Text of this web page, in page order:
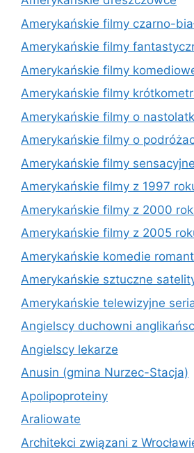
Amerykańskie filmy czarno-
Amerykańskie filmy
Amerykańskie filmy
Amerykańskie filmy
Amerykańskie filmy o
Amerykańskie filmy o
Amerykańskie filmy sensacyjne
Amerykańskie filmy z 1997
Amerykańskie filmy z 2000
Amerykańskie filmy z 2005
Amerykańskie komedie
Amerykańskie sztuczne
Amerykańskie telewizyjne
Angielscy duchowni
Angielscy lekarze
Anusin (gmina Nurzec-Stacja)
Apolipoproteiny
Araliowate
Architekci związani z